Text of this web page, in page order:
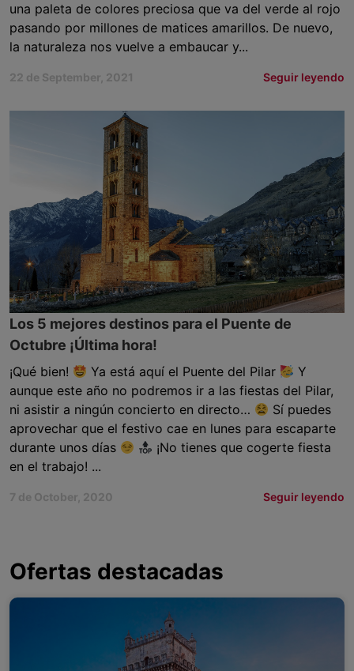
una paleta de colores preciosa que va del verde al rojo
pasando por millones de matices amarillos. De nuevo,
la naturaleza nos vuelve a embaucar y...
22 de September, 2021 Seguir leyendo
Los 5 mejores destinos para el Puente de
Octubre ¡Última hora!
¡Qué bien! Ya está aquí el Puente del Pilar
Y
aunque este año no podremos ir a las fiestas del Pilar,
ni asistir a ningún concierto en directo…
Sí puedes
aprovechar que el festivo cae en lunes para escaparte
durante unos días
¡No tienes que cogerte fiesta
en el trabajo! ...
7 de October, 2020 Seguir leyendo
Ofertas destacadas